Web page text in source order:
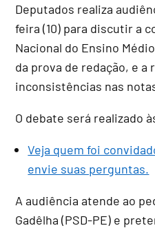
Deputados realiza
feira (10) para discutir a
Nacional do Ensino
da prova de redação, e a
inconsistências nas
O debate será realizado
Veja quem foi
envie suas perguntas.
A audiência atende ao
Gadêlha (PSD-PE) e